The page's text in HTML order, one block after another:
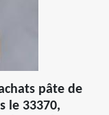
pâte de
le 33370,